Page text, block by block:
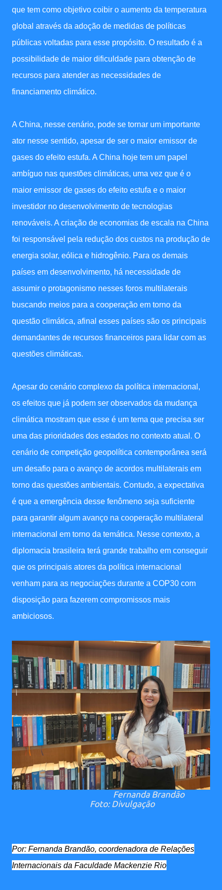
que tem como objetivo coibir o aumento da temperatura
global através da adoção de medidas de políticas
públicas voltadas para esse propósito. O resultado é a
possibilidade de maior dificuldade para obtenção de
recursos para atender as necessidades de
financiamento climático.
A China, nesse cenário, pode se tornar um importante
ator nesse sentido, apesar de ser o maior emissor de
gases do efeito estufa. A China hoje tem um papel
ambíguo nas questões climáticas, uma vez que é o
maior emissor de gases do efeito estufa e o maior
investidor no desenvolvimento de tecnologias
renováveis. A criação de economias de escala na China
foi responsável pela redução dos custos na produção de
energia solar, eólica e hidrogênio. Para os demais
países em desenvolvimento, há necessidade de
assumir o protagonismo nesses foros multilaterais
buscando meios para a cooperação em torno da
questão climática, afinal esses países são os principais
demandantes de recursos financeiros para lidar com as
questões climáticas.
Apesar do cenário complexo da política internacional,
os efeitos que já podem ser observados da mudança
climática mostram que esse é um tema que precisa ser
uma das prioridades dos estados no contexto atual. O
cenário de competição geopolítica contemporânea será
um desafio para o avanço de acordos multilaterais em
torno das questões ambientais. Contudo, a expectativa
é que a emergência desse fenômeno seja suficiente
para garantir algum avanço na cooperação multilateral
internacional em torno da temática. Nesse contexto, a
diplomacia brasileira terá grande trabalho em conseguir
que os principais atores da política internacional
venham para as negociações durante a COP30 com
disposição para fazerem compromissos mais
ambiciosos.
Fernanda Brandão
Foto: Divulgação
Por: Fernanda Brandão, coordenadora de Relações
Internacionais da Faculdade Mackenzie Rio